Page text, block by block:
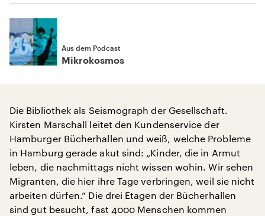
Aus dem Podcast
Mikrokosmos
Die Bibliothek als Seismograph der Gesellschaft.
Kirsten Marschall leitet den Kundenservice der
Hamburger Bücherhallen und weiß, welche Probleme
in Hamburg gerade akut sind: „Kinder, die in Armut
leben, die nachmittags nicht wissen wohin. Wir sehen
Migranten, die hier ihre Tage verbringen, weil sie nicht
arbeiten dürfen.“ Die drei Etagen der Bücherhallen
sind gut besucht, fast 4000 Menschen kommen